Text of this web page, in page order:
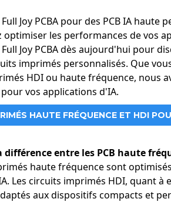
Joy PCBA pour des PCB IA haute
optimiser les performances de vos
Joy PCBA dès aujourd'hui pour
imprimés personnalisés. Que
HDI ou haute fréquence, nous
vos applications d'IA.
HAUTE FRÉQUENCE ET HDI
différence entre les PCB haute
haute fréquence sont
Les circuits imprimés HDI, quant à
aux dispositifs compacts et
Nous veillons à ce que vos
imprimés 24 heures sur 24 :Grâce
arriveront en seulement deux jours.
:En travaillant directement avec le
sans compromettre la qualité.
Joy PCBA pour des PCB IA haute
performances de vos appareils d'IA
dans les circuits imprimés HDI et